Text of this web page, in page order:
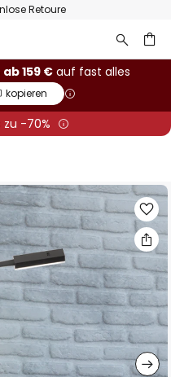
Retoure
ab 159 €auf fast alles
kopieren
zu -70%